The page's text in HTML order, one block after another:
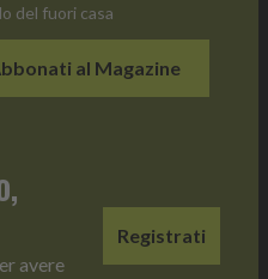
del fuori casa
al Magazine
avere
Registrati